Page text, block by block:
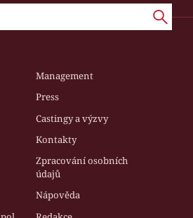
Management
Press
Castingy a výzvy
Kontakty
Zpracování osobních
údajů
Nápověda